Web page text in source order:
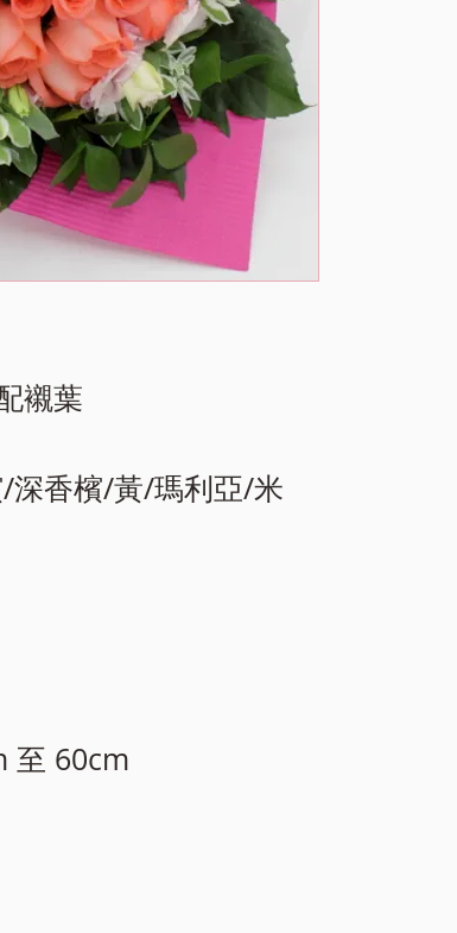
襯葉
香檳/黃/瑪利亞/米
至 60cm